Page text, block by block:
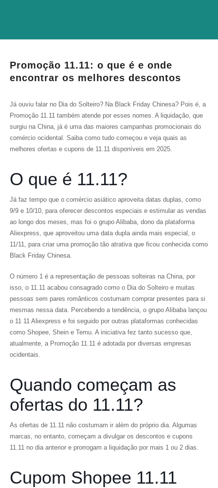
Promoção 11.11: o que é e onde
encontrar os melhores descontos
Já ouviu falar no Dia do Solteiro? Na Black Friday Chinesa? Pois é, a
Promoção 11.11 também atende por esses nomes. A liquidação, que
surgiu na China, já é uma das maiores campanhas promocionais do
comércio ocidental. Saiba como tudo começou e veja quais as
melhores ofertas e cupons de 11.11 disponíveis em 2025.
O que é 11.11?
Já faz tempo que o comércio asiático aproveita datas duplas, como
9/9 e 10/10, para oferecer descontos especiais e estimular as vendas
ao longo dos meses, mas foi o grupo Alibaba, dono da plataforma
Aliexpress, que aproveitou uma data dupla ainda mais especial, o
11/11, para criar uma promoção tão atrativa que ficou conhecida como
Black Friday Chinesa.
O número 1 é a representação de pessoas solteiras na China, por
isso, o 11.11 acabou consagrado como o Dia do Solteiro e muitas
pessoas sem pares românticos costumam comprar presentes para si
mesmas nessa data. Percebendo a tendência, o grupo Alibaba lançou
o 11 11 Aliexpress e foi seguido por outras plataformas conhecidas
como Shopee, Shein e Temu. A iniciativa fez tanto sucesso que,
atualmente, a Promoção 11.11 é adotada por diversas empresas
ocidentais.
Quando começam as
ofertas do 11.11?
As ofertas de 11.11 não costumam ir além do próprio dia. Algumas
marcas, no entanto, começam a divulgar os descontos e cupons
11.11 no dia anterior e prorrogam a liquidação por mais 1 ou 2 dias.
Cupom Shopee 11.11